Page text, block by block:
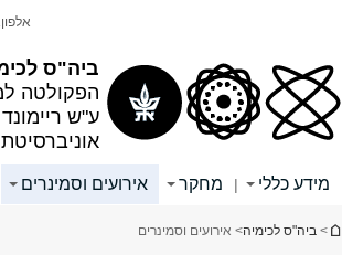
ביה"ס
הפקולטה
ע"ש
אלפון
מידע כללי | מחקר אירועים וסמינרים
הינך נמצא כאן
> ביה"ס לכימיה> אירועים וסמינרים